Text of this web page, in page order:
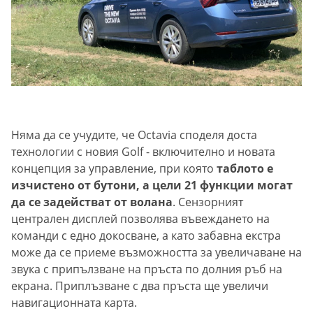
Няма да се учудите, че Octavia споделя доста
технологии с новия Golf - включително и новата
концепция за управление, при която таблото е
изчистено от бутони, а цели 21 функции могат
да се задействат от волана. Сензорният
централен дисплей позволява въвеждането на
команди с едно докосване, а като забавна екстра
може да се приеме възможността за увеличаване на
звука с припълзване на пръста по долния ръб на
екрана. Приплъзване с два пръста ще увеличи
навигационната карта.